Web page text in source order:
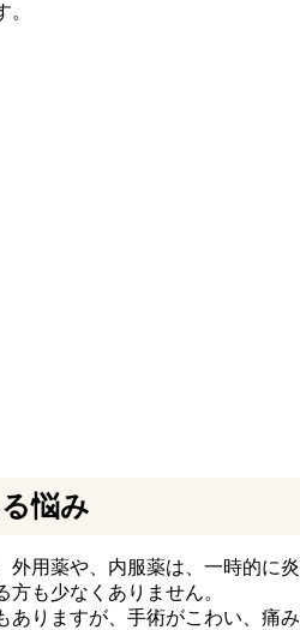
悩み
用薬や、内服薬は、一時的に
も少なくありません。
ありますが、手術がこわい、